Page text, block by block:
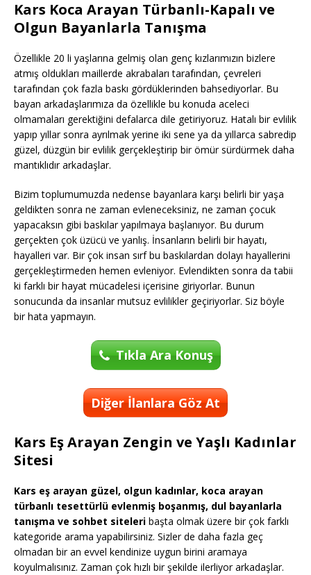
Kars Koca Arayan Türbanlı-Kapalı ve
Olgun Bayanlarla Tanışma
Özellikle 20 li yaşlarına gelmiş olan genç kızlarımızın bizlere
atmış oldukları maillerde akrabaları tarafından, çevreleri
tarafından çok fazla baskı gördüklerinden bahsediyorlar. Bu
bayan arkadaşlarımıza da özellikle bu konuda aceleci
olmamaları gerektiğini defalarca dile getiriyoruz. Hatalı bir evlilik
yapıp yıllar sonra ayrılmak yerine iki sene ya da yıllarca sabredip
güzel, düzgün bir evlilik gerçekleştirip bir ömür sürdürmek daha
mantıklıdır arkadaşlar.
Bizim toplumumuzda nedense bayanlara karşı belirli bir yaşa
geldikten sonra ne zaman evleneceksiniz, ne zaman çocuk
yapacaksın gibi baskılar yapılmaya başlanıyor. Bu durum
gerçekten çok üzücü ve yanlış. İnsanların belirli bir hayatı,
hayalleri var. Bir çok insan sırf bu baskılardan dolayı hayallerini
gerçekleştirmeden hemen evleniyor. Evlendikten sonra da tabii
ki farklı bir hayat mücadelesi içerisine giriyorlar. Bunun
sonucunda da insanlar mutsuz evlilikler geçiriyorlar. Siz böyle
bir hata yapmayın.
Tıkla Ara Konuş
Diğer İlanlara Göz At
Kars Eş Arayan Zengin ve Yaşlı Kadınlar
Sitesi
Kars eş arayan güzel, olgun kadınlar, koca arayan
türbanlı tesettürlü evlenmiş boşanmış, dul bayanlarla
tanışma ve sohbet siteleri başta olmak üzere bir çok farklı
kategoride arama yapabilirsiniz. Sizler de daha fazla geç
olmadan bir an evvel kendinize uygun birini aramaya
koyulmalısınız. Zaman çok hızlı bir şekilde ilerliyor arkadaşlar.